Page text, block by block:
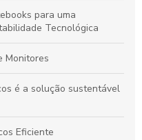
para uma
Tecnológica
Monitores
é a solução sustentável
Eficiente